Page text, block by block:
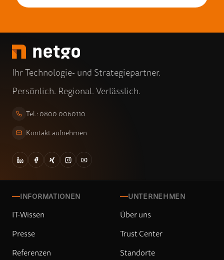
Ihr Technologie- und Strategiepartner.
Persönlich. Regional. Verlässlich.
Tel.: 0800 0060110
Kontakt aufnehmen
INFORMATIONEN
IT-Wissen
Presse
Referenzen
UNTERNEHMEN
Über uns
Trust Center
Standorte